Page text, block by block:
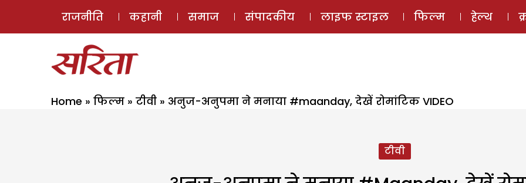
ई-मैगज़ीन
राजनीति कहानी समाज संपादकीय लाइफ स्टाइल फिल्म हेल्थ
Home » फिल्म » टीवी » अनुज-अनुपमा ने मनाया #maanday, देखें रोमांटिक VIDEO
टीवी